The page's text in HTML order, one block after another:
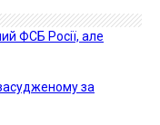
ФСБ Росії, але
за